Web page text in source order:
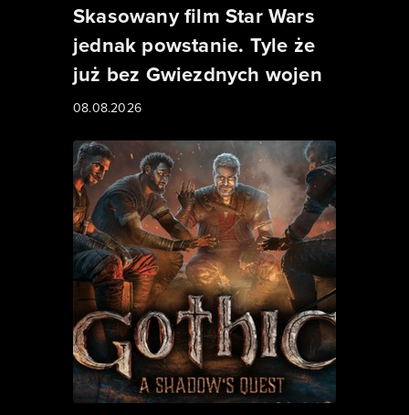
Skasowany film Star Wars
jednak powstanie. Tyle że
już bez Gwiezdnych wojen
08.08.2026